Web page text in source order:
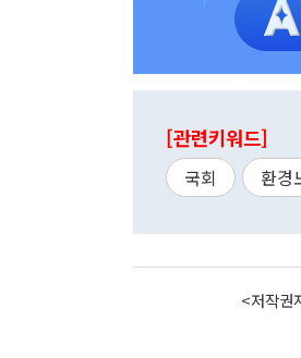
[관련키워드]
국회 환경
<저작권